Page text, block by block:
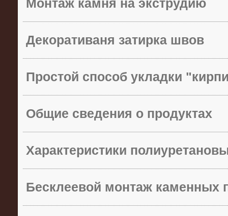
Монтаж камня на экструдию
Декоративаня затирка швов
Простой способ укладки
Общие сведения о продуктах
Характеристики
Бесклеевой монтаж каменных